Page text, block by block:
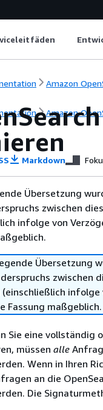
Amazon
Amazon
Markdown
Übersetzung
zwischen
infolge von
Übersetzung
zwischen
(einschließlich
Fassung maßgeblich.
Sie eine
müssen alle
Wenn in Ihren
an die
Die